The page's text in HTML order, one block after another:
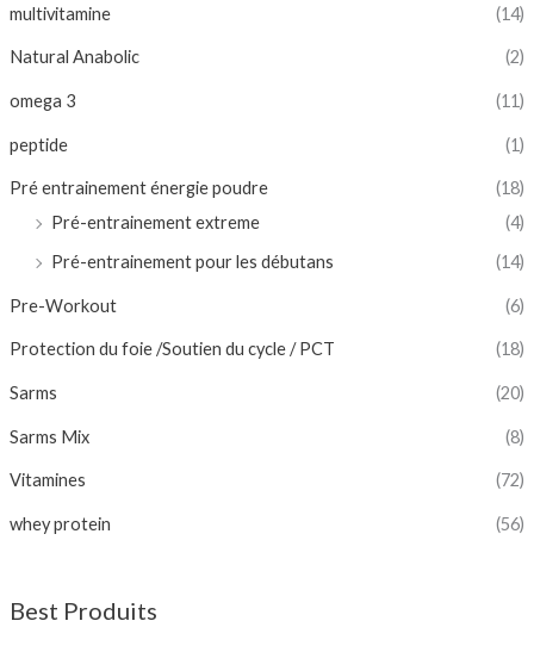
multivitamine (14)
Natural Anabolic (2)
omega 3 (11)
peptide (1)
Pré entrainement énergie poudre
(18)
Pré-entrainement extreme
(4)
Pré-entrainement pour les débutans
(14)
Pre-Workout (6)
Protection du foie /Soutien du cycle / PCT (18)
Sarms (20)
Sarms Mix (8)
Vitamines (72)
whey protein (56)
Best Produits